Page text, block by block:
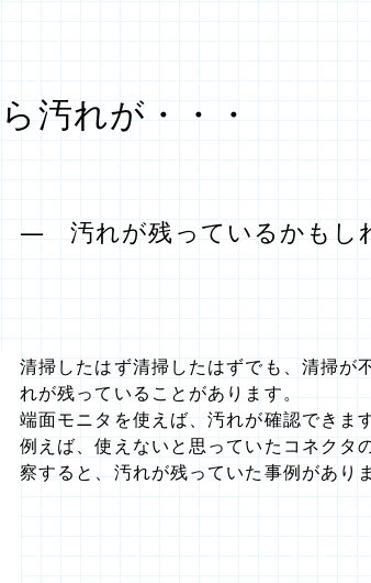
汚れが・・・
― 汚れが残っているかもし
清掃したはず清掃したはずでも、清掃が
れが残っていることがあります。
端面モニタを使えば、汚れが確認できます
例えば、使えないと思っていたコネクタ
察すると、汚れが残っていた事例がありま